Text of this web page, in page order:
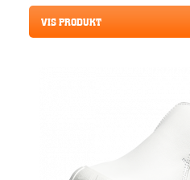
VIS PRODUKT